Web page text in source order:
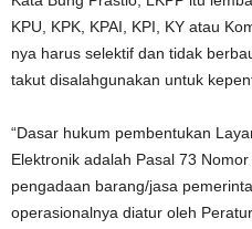
KPU, KPK, KPAI, KPI, KY atau
nya harus selektif dan tidak
takut disalahgunakan untuk
“Dasar hukum pembentukan
Elektronik adalah Pasal 73
pengadaan barang/jasa
operasionalnya diatur oleh